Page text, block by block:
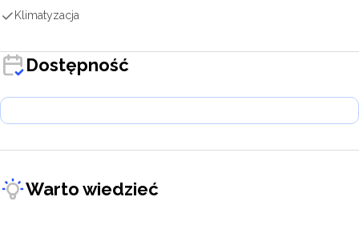
Klimatyzacja
Dostępność
Warto wiedzieć